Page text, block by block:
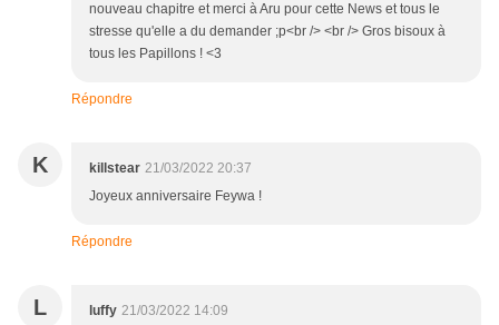
nouveau chapitre et merci à Aru pour cette News et tous le
stresse qu'elle a du demander ;p<br /> <br /> Gros bisoux à
tous les Papillons ! <3
Répondre
K killstear 21/03/2022 20:37
Joyeux anniversaire Feywa !
Répondre
L luffy 21/03/2022 14:09